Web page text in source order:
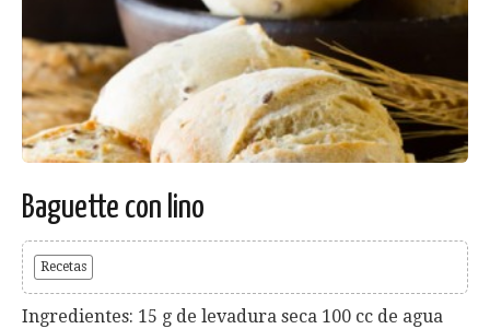
Baguette con lino
Recetas
Ingredientes: 15 g de levadura seca 100 cc de agua